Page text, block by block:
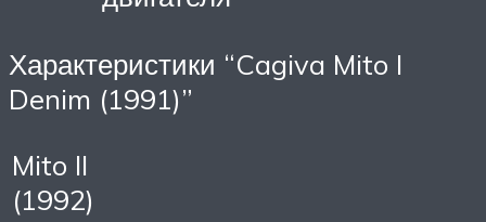
Характеристики “Cagiva Mito I
Denim (1991)”
Mito II
(1992)